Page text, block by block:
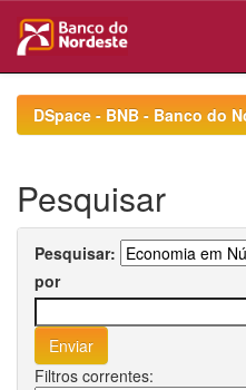
navigationDSpace - BNB - Banco do
Pesquisar
Pesquisar:
por
Filtros correntes: